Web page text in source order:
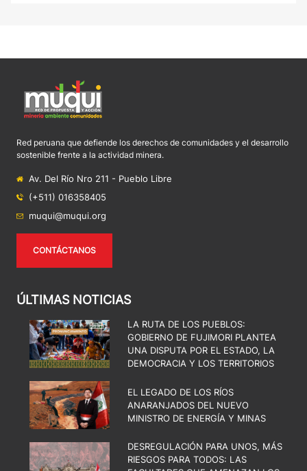
Red peruana que defiende los derechos de comunidades y el desarrollo
sostenible frente a la actividad minera.
Av. Del Río Nro 211 - Pueblo Libre
(+511) 016358405
muqui@muqui.org
CONTÁCTANOS
ÚLTIMAS NOTICIAS
LA RUTA DE LOS PUEBLOS:
GOBIERNO DE FUJIMORI PLANTEA
UNA DISPUTA POR EL ESTADO, LA
DEMOCRACIA Y LOS TERRITORIOS
EL LEGADO DE LOS RÍOS
ANARANJADOS DEL NUEVO
MINISTRO DE ENERGÍA Y MINAS
DESREGULACIÓN PARA UNOS, MÁS
RIESGOS PARA TODOS: LAS